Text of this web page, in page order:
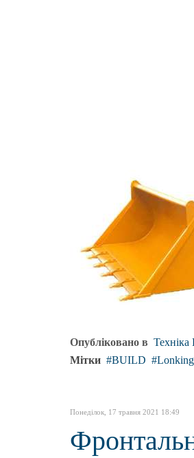
Опубліковано в
Мітки
BUILD Lonking
Понеділок, 17 травня 2021 18:49